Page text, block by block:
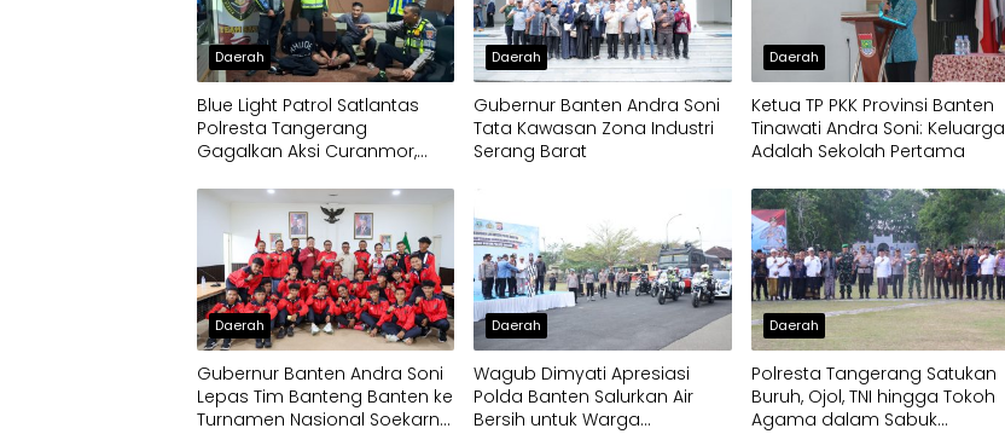
Daerah
Blue Light Patrol Satlantas
Polresta Tangerang
Gagalkan Aksi Curanmor,
Daerah
Gubernur Banten Andra Soni
Tata Kawasan Zona Industri
Serang Barat
Daerah
Ketua TP PKK Provinsi Banten
Tinawati Andra Soni: Keluarga
Adalah Sekolah Pertama
Daerah
Gubernur Banten Andra Soni
Lepas Tim Banteng Banten ke
Turnamen Nasional Soekarno
Daerah
Wagub Dimyati Apresiasi
Polda Banten Salurkan Air
Bersih untuk Warga
Daerah
Polresta Tangerang Satukan
Buruh, Ojol, TNI hingga Tokoh
Agama dalam Sabuk